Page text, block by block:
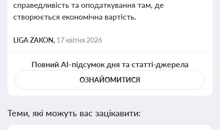
справедливість та оподаткування там, де
створюється економічна вартість.
LIGA ZAKON, 17 квітня 2026
Повний AI-підсумок дня та статті-джерела
ОЗНАЙОМИТИСЯ
Теми, які можуть вас зацікавити: